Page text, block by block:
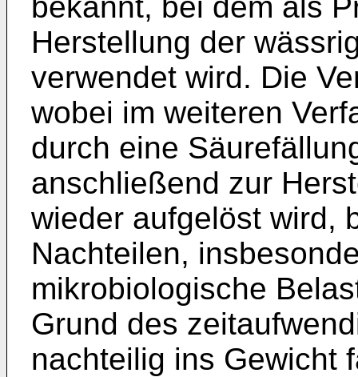
Herstellung der
verwendet wird. Die
wobei im weiteren
durch eine
anschließend zur
wieder aufgelöst wird,
Nachteilen,
mikrobiologische
Grund des
nachteilig ins Gewicht